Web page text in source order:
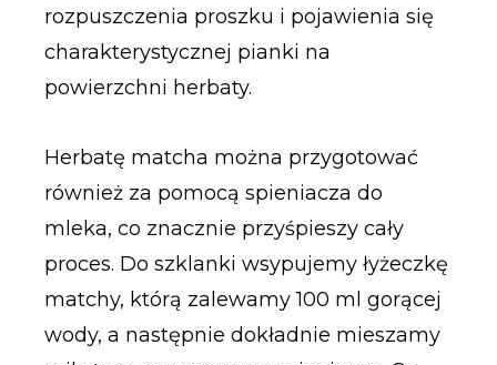
rozpuszczenia proszku i pojawienia się
charakterystycznej pianki na
powierzchni herbaty.
Herbatę matcha można przygotować
również za pomocą spieniacza do
mleka, co znacznie przyśpieszy cały
proces. Do szklanki wsypujemy łyżeczkę
matchy, którą zalewamy 100 ml gorącej
wody, a następnie dokładnie mieszamy